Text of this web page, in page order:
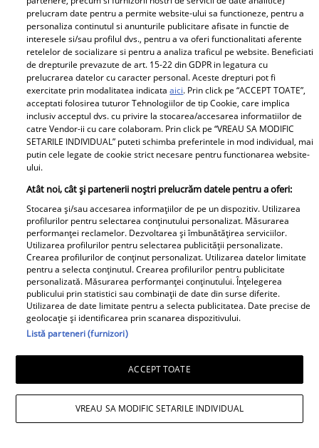
e atât de căutată
prelucram date pentru a permite website-ului sa functioneze, pentru a
personaliza continutul si anunturile publicitare afisate in functie de
interesele si/sau profilul dvs., pentru a va oferi functionalitati aferente
retelelor de socializare si pentru a analiza traficul pe website. Beneficiati
de drepturile prevazute de art. 15-22 din GDPR in legatura cu
prelucrarea datelor cu caracter personal. Aceste drepturi pot fi
exercitate prin modalitatea indicataaici. Prin click pe “ACCEPT TOATE”,
acceptati folosirea tuturor Tehnologiilor de tip Cookie, care implica
inclusiv acceptul dvs. cu privire la stocarea/accesarea informatiilor de
catre Vendor-ii cu care colaboram. Prin click pe “VREAU SA MODIFIC
SETARILE INDIVIDUAL” puteti schimba preferintele in mod individual, mai
putin cele legate de cookie strict necesare pentru functionarea website-
ului.
Atât noi, cât și partenerii noștri prelucrăm datele pentru a oferi:
Stocarea și/sau accesarea informațiilor de pe un dispozitiv. Utilizarea
profilurilor pentru selectarea conținutului personalizat. Măsurarea
performanței reclamelor. Dezvoltarea și îmbunătățirea serviciilor.
Utilizarea profilurilor pentru selectarea publicității personalizate.
Crearea profilurilor de conținut personalizat. Utilizarea datelor limitate
pentru a selecta conținutul. Crearea profilurilor pentru publicitate
personalizată. Măsurarea performanței conținutului. Înțelegerea
publicului prin statistici sau combinații de date din surse diferite.
Utilizarea de date limitate pentru a selecta publicitatea. Date precise de
geolocație și identificarea prin scanarea dispozitivului.
Listă parteneri (furnizori)
ACCEPT TOATE
VREAU SA MODIFIC SETARILE INDIVIDUAL